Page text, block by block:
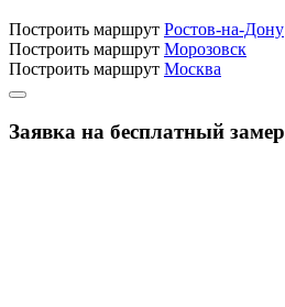
Построить маршрут Ростов-на-Дону
Построить маршрут Морозовск
Построить маршрут Москва
Заявка на бесплатный замер